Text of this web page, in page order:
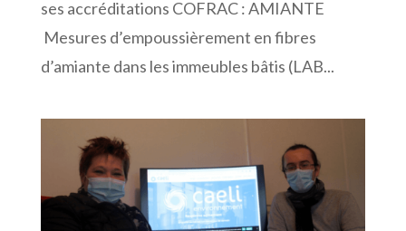
ses accréditations COFRAC : AMIANTE
Mesures d’empoussièrement en fibres
d’amiante dans les immeubles bâtis (LAB...